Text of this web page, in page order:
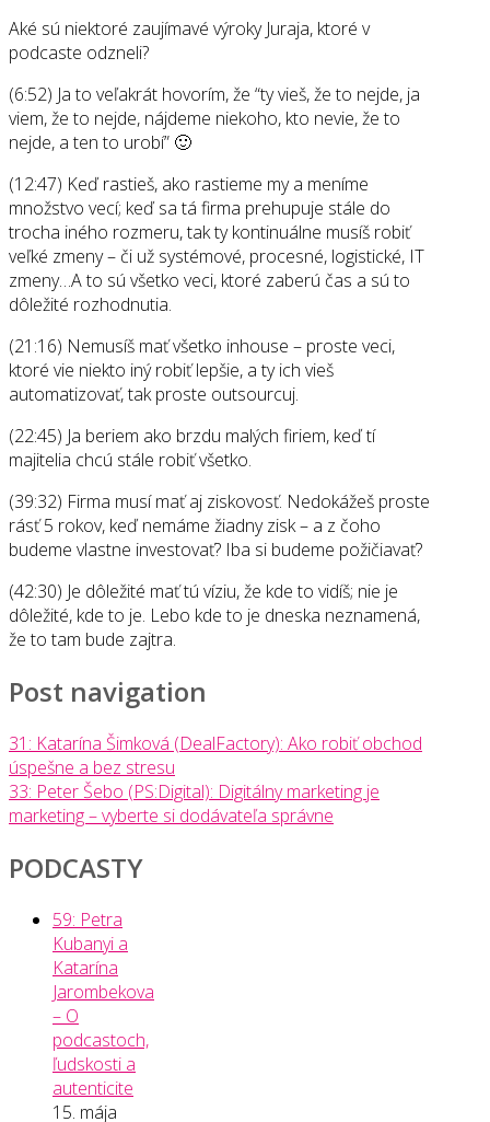
Aké sú niektoré zaujímavé výroky Juraja, ktoré v
podcaste odzneli?
(6:52) Ja to veľakrát hovorím, že “ty vieš, že to nejde, ja
viem, že to nejde, nájdeme niekoho, kto nevie, že to
nejde, a ten to urobí” 🙂
(12:47) Keď rastieš, ako rastieme my a meníme
množstvo vecí; keď sa tá firma prehupuje stále do
trocha iného rozmeru, tak ty kontinuálne musíš robiť
veľké zmeny – či už systémové, procesné, logistické, IT
zmeny…A to sú všetko veci, ktoré zaberú čas a sú to
dôležité rozhodnutia.
(21:16) Nemusíš mať všetko inhouse – proste veci,
ktoré vie niekto iný robiť lepšie, a ty ich vieš
automatizovať, tak proste outsourcuj.
(22:45) Ja beriem ako brzdu malých firiem, keď tí
majitelia chcú stále robiť všetko.
(39:32) Firma musí mať aj ziskovosť. Nedokážeš proste
rásť 5 rokov, keď nemáme žiadny zisk – a z čoho
budeme vlastne investovať? Iba si budeme požičiavať?
(42:30) Je dôležité mať tú víziu, že kde to vidíš; nie je
dôležité, kde to je. Lebo kde to je dneska neznamená,
že to tam bude zajtra.
Post navigation
31: Katarína Šimková (DealFactory): Ako robiť obchod
úspešne a bez stresu
33: Peter Šebo (PS:Digital): Digitálny marketing je
marketing – vyberte si dodávateľa správne
PODCASTY
59: Petra
Kubanyi a
Katarína
Jarombekova
– O
podcastoch,
ľudskosti a
autenticite
15. mája